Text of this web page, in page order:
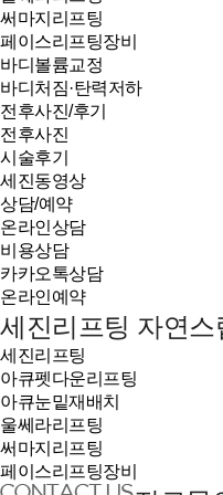
써마지리프팅
페이스리프팅장비
바디볼륨교정
바디처짐·탄력저하
전후사진/후기
전후사진
시술후기
세진동영상
상담/예약
온라인상담
비용상담
카카오톡상담
온라인예약
세진리프팅 자연스
세진리프팅
아큐펫다운리프팅
아큐눈밑재배치
울쎄라리프팅
써마지리프팅
페이스리프팅장비